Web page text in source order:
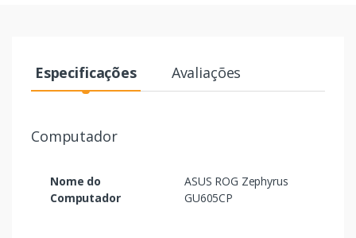
Especificações Avaliações
Computador
Nome do
Computador
ASUS ROG Zephyrus
GU605CP